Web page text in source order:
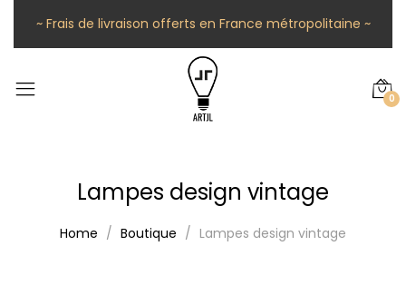
~ Frais de livraison offerts en France métropolitaine ~
0
Lampes design vintage
Home Boutique Lampes design vintage